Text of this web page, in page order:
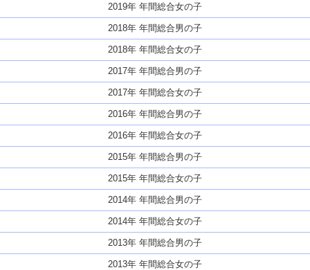
2019年 年間総合女の子
2018年 年間総合男の子
2018年 年間総合女の子
2017年 年間総合男の子
2017年 年間総合女の子
2016年 年間総合男の子
2016年 年間総合女の子
2015年 年間総合男の子
2015年 年間総合女の子
2014年 年間総合男の子
2014年 年間総合女の子
2013年 年間総合男の子
2013年 年間総合女の子